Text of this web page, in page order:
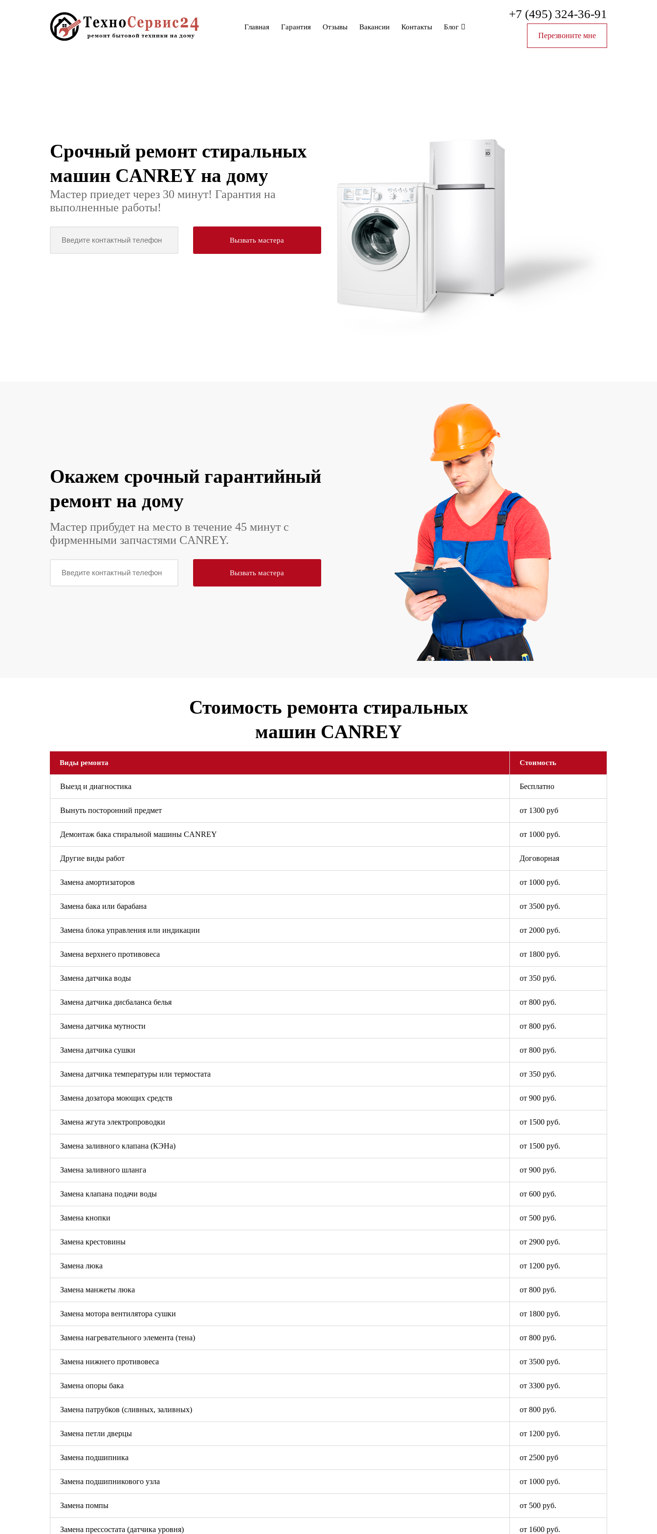
Главная Гарантия Отзывы Вакансии Контакты Блог
+7 (495) 324-36-91
Перезвоните мне
Срочный ремонт стиральных
машин CANREY на дому
Мастер приедет через 30 минут! Гарантия на
Окажем срочный гарантийный
ремонт на дому
Мастер прибудет на место в течение 45 минут с
фирменными запчастями CANREY.
Стоимость ремонта стиральных
машин CANREY
Виды ремонта Стоимость
Выезд и диагностика Бесплатно
Вынуть посторонний предмет от 1300 руб
Демонтаж бака стиральной машины CANREY от 1000 руб.
Другие виды работ Договорная
Замена амортизаторов от 1000 руб.
Замена бака или барабана от 3500 руб.
Замена блока управления или индикации от 2000 руб.
Замена верхнего противовеса от 1800 руб.
Замена датчика воды от 350 руб.
Замена датчика дисбаланса белья от 800 руб.
Замена датчика мутности от 800 руб.
Замена датчика сушки от 800 руб.
Замена датчика температуры или термостата от 350 руб.
Замена дозатора моющих средств от 900 руб.
Замена жгута электропроводки от 1500 руб.
Замена заливного клапана (КЭНа) от 1500 руб.
Замена заливного шланга от 900 руб.
Замена клапана подачи воды от 600 руб.
Замена кнопки от 500 руб.
Замена крестовины от 2900 руб.
Замена люка от 1200 руб.
Замена манжеты люка от 800 руб.
Замена мотора вентилятора сушки от 1800 руб.
Замена нагревательного элемента (тена) от 800 руб.
Замена нижнего противовеса от 3500 руб.
Замена опоры бака от 3300 руб.
Замена патрубков (сливных, заливных) от 800 руб.
Замена петли дверцы от 1200 руб.
Замена подшипника от 2500 руб
Замена подшипникового узла от 1000 руб.
Замена помпы от 500 руб.
Замена прессостата (датчика уровня) от 1600 руб.